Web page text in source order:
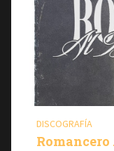
DISCOGRAFÍA